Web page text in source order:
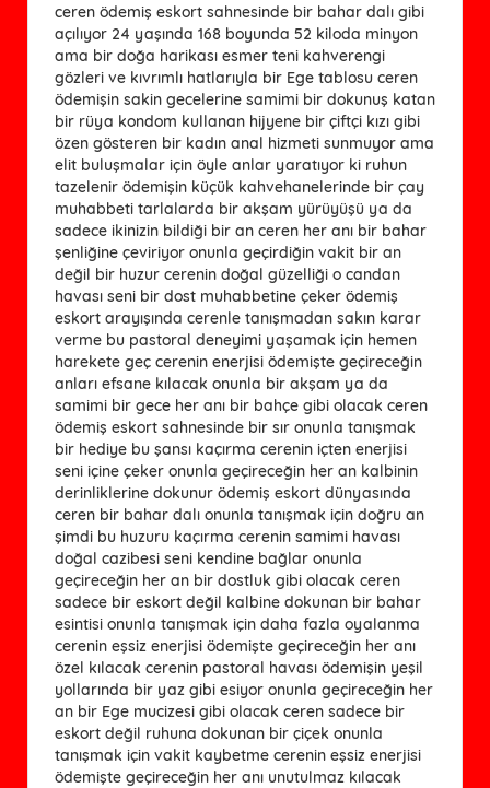
ceren ödemiş eskort sahnesinde bir bahar dalı gibi
açılıyor 24 yaşında 168 boyunda 52 kiloda minyon
ama bir doğa harikası esmer teni kahverengi
gözleri ve kıvrımlı hatlarıyla bir Ege tablosu ceren
ödemişin sakin gecelerine samimi bir dokunuş katan
bir rüya kondom kullanan hijyene bir çiftçi kızı gibi
özen gösteren bir kadın anal hizmeti sunmuyor ama
elit buluşmalar için öyle anlar yaratıyor ki ruhun
tazelenir ödemişin küçük kahvehanelerinde bir çay
muhabbeti tarlalarda bir akşam yürüyüşü ya da
sadece ikinizin bildiği bir an ceren her anı bir bahar
şenliğine çeviriyor onunla geçirdiğin vakit bir an
değil bir huzur cerenin doğal güzelliği o candan
havası seni bir dost muhabbetine çeker ödemiş
eskort arayışında cerenle tanışmadan sakın karar
verme bu pastoral deneyimi yaşamak için hemen
harekete geç cerenin enerjisi ödemişte geçireceğin
anları efsane kılacak onunla bir akşam ya da
samimi bir gece her anı bir bahçe gibi olacak ceren
ödemiş eskort sahnesinde bir sır onunla tanışmak
bir hediye bu şansı kaçırma cerenin içten enerjisi
seni içine çeker onunla geçireceğin her an kalbinin
derinliklerine dokunur ödemiş eskort dünyasında
ceren bir bahar dalı onunla tanışmak için doğru an
şimdi bu huzuru kaçırma cerenin samimi havası
doğal cazibesi seni kendine bağlar onunla
geçireceğin her an bir dostluk gibi olacak ceren
sadece bir eskort değil kalbine dokunan bir bahar
esintisi onunla tanışmak için daha fazla oyalanma
cerenin eşsiz enerjisi ödemişte geçireceğin her anı
özel kılacak cerenin pastoral havası ödemişin yeşil
yollarında bir yaz gibi esiyor onunla geçireceğin her
an bir Ege mucizesi gibi olacak ceren sadece bir
eskort değil ruhuna dokunan bir çiçek onunla
tanışmak için vakit kaybetme cerenin eşsiz enerjisi
ödemişte geçireceğin her anı unutulmaz kılacak